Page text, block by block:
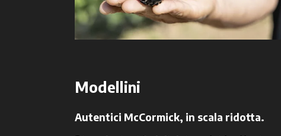
Modellini
Autentici McCormick, in scala ridotta.